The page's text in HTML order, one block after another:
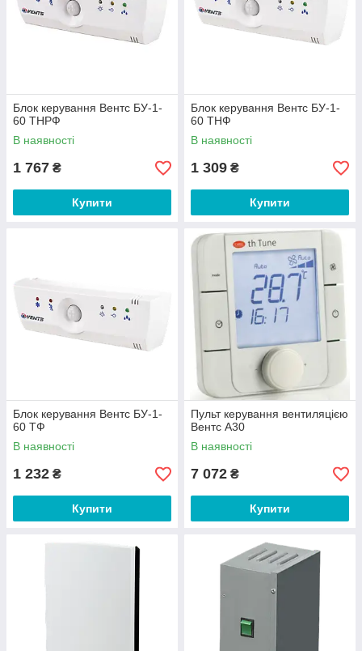
Блок керування Вентс БУ-1-
60 ТНРФ
В наявності
1 767 ₴
Купити
Блок керування Вентс БУ-1-
60 ТНФ
В наявності
1 309 ₴
Купити
Блок керування Вентс БУ-1-
60 ТФ
В наявності
1 232 ₴
Купити
Пульт керування вентиляцією
Вентс А30
В наявності
7 072 ₴
Купити